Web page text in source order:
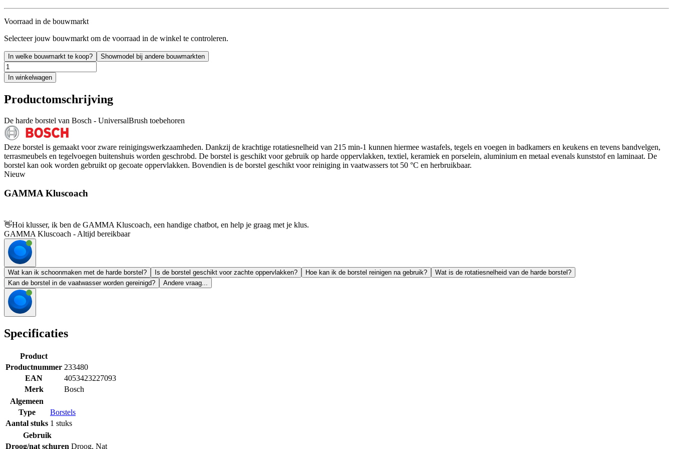
Voorraad in de bouwmarkt
Selecteer jouw bouwmarkt om de voorraad in de winkel te controleren.
In welke bouwmarkt te koop? Showmodel bij andere bouwmarkten
In winkelwagen
Productomschrijving
De harde borstel van Bosch - UniversalBrush toebehoren
Deze borstel is gemaakt voor zware reinigingswerkzaamheden. Dankzij de krachtige rotatiesnelheid van 215 min-1 kunnen hiermee wastafels, tegels en voegen in badkamers en keukens en tevens bandvelgen,
terrasmeubels en tegelvoegen buitenshuis worden geschrobd. De borstel is geschikt voor gebruik op harde oppervlakken, textiel, keramiek en porselein, aluminium en metaal evenals kunststof en laminaat. De
borstel kan ook worden gebruikt op gecoate oppervlakken. Bovendien is de borstel geschikt voor reiniging in vaatwassers tot 50 °C en herbruikbaar.
Nieuw
GAMMA Kluscoach
👋Hoi klusser, ik ben de GAMMA Kluscoach, een handige chatbot, en help je graag met je klus.
GAMMA Kluscoach - Altijd bereikbaar
Wat kan ik schoonmaken met de harde borstel? Is de borstel geschikt voor zachte oppervlakken? Hoe kan ik de borstel reinigen na gebruik?
Wat is de rotatiesnelheid van de harde borstel?
Kan de borstel in de vaatwasser worden gereinigd?
Andere vraag...
Specificaties
Product
Productnummer 233480
EAN
4053423227093
Merk
Bosch
Algemeen
Type
Borstels
Aantal stuks 1 stuks
Gebruik
Droog/nat schuren Droog, Nat